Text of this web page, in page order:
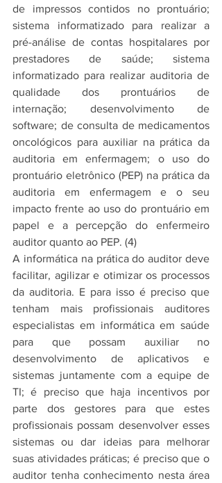
de impressos contidos no prontuário;
sistema informatizado para realizar a
pré-análise de contas hospitalares por
prestadores de saúde; sistema
informatizado para realizar auditoria de
qualidade dos prontuários de
internação; desenvolvimento de
software; de consulta de medicamentos
oncológicos para auxiliar na prática da
auditoria em enfermagem; o uso do
prontuário eletrônico (PEP) na prática da
auditoria em enfermagem e o seu
impacto frente ao uso do prontuário em
papel e a percepção do enfermeiro
auditor quanto ao PEP. (4)
A informática na prática do auditor deve
facilitar, agilizar e otimizar os processos
da auditoria. E para isso é preciso que
tenham mais profissionais auditores
especialistas em informática em saúde
para que possam auxiliar no
desenvolvimento de aplicativos e
sistemas juntamente com a equipe de
TI; é preciso que haja incentivos por
parte dos gestores para que estes
profissionais possam desenvolver esses
sistemas ou dar ideias para melhorar
suas atividades práticas; é preciso que o
auditor tenha conhecimento nesta área